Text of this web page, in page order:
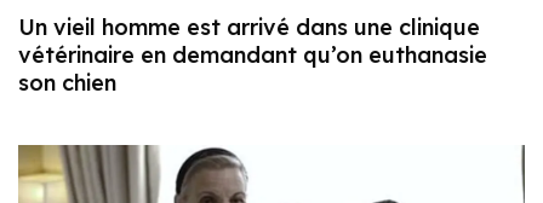
Un vieil homme est arrivé dans une clinique
vétérinaire en demandant qu’on euthanasie
son chien